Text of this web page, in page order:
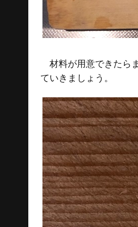
材料が用意できたら
ていきましょう。